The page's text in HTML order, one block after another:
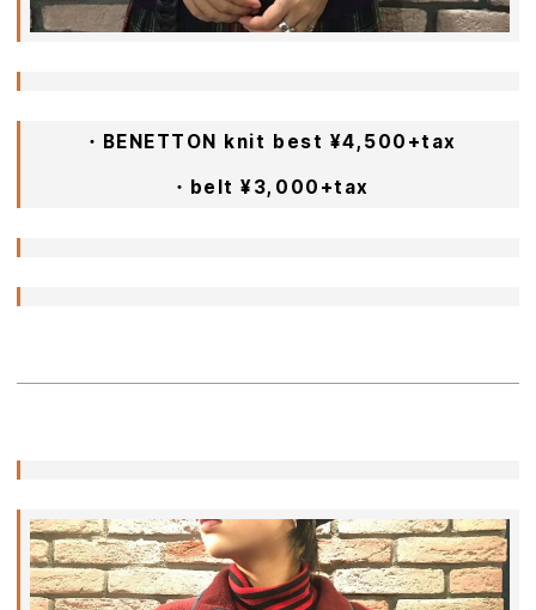
・BENETTON knit best ¥4,500+tax
・belt ¥3,000+tax